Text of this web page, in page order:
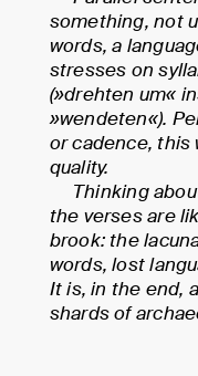
something, not
words, a
stresses on
(»drehten um«
»wendeten«).
or cadence, this
quality.
Thinking
the verses are
brook: the
words, lost
It is, in the end,
shards of